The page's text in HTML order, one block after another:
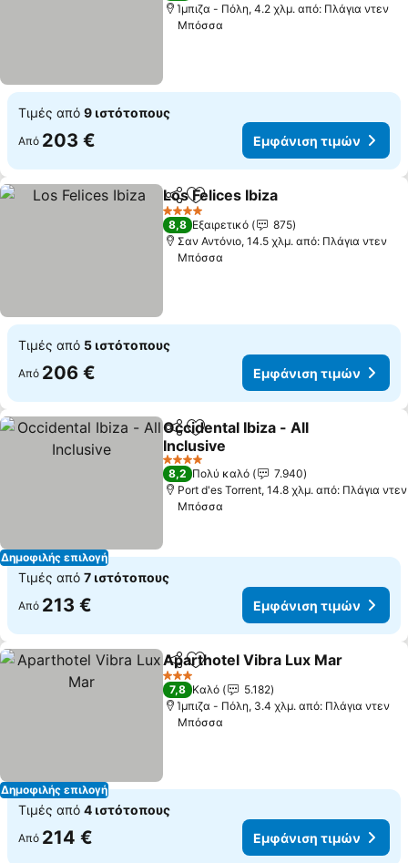
Ίμπιζα - Πόλη, 4.2 χλμ. από: Πλάγια ντεν
Μπόσσα
Τιμές από 9 ιστότοπους
Από 203 € Εμφάνιση τιμών
Κοινοποίηση
Προσθήκη στα αγαπημένα
Los Felices Ibiza
4 Αστέρια
8,8 Εξαιρετικό
875
Σαν Αντόνιο, 14.5 χλμ. από: Πλάγια ντεν
Μπόσσα
Τιμές από 5 ιστότοπους
Από 206 € Εμφάνιση τιμών
Δημοφιλής επιλογή
Κοινοποίηση
Προσθήκη στα αγαπημένα
Occidental Ibiza - All
Inclusive
4 Αστέρια
8,2 Πολύ καλό
7.940
Port d'es Torrent, 14.8 χλμ. από: Πλάγια ντεν
Μπόσσα
Τιμές από 7 ιστότοπους
Από 213 € Εμφάνιση τιμών
Δημοφιλής επιλογή
Κοινοποίηση
Προσθήκη στα αγαπημένα
Aparthotel Vibra Lux Mar
3 Αστέρια
7,8 Καλό
5.182
Ίμπιζα - Πόλη, 3.4 χλμ. από: Πλάγια ντεν
Μπόσσα
Τιμές από 4 ιστότοπους
Από 214 € Εμφάνιση τιμών